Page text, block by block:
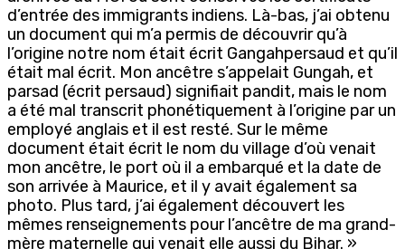
d’entrée des immigrants indiens. Là-bas, j’ai obtenu
un document qui m’a permis de découvrir qu’à
l’origine notre nom était écrit Gangahpersaud et qu’il
était mal écrit. Mon ancêtre s’appelait Gungah, et
parsad (écrit persaud) signifiait pandit, mais le nom
a été mal transcrit phonétiquement à l’origine par un
employé anglais et il est resté. Sur le même
document était écrit le nom du village d’où venait
mon ancêtre, le port où il a embarqué et la date de
son arrivée à Maurice, et il y avait également sa
photo. Plus tard, j’ai également découvert les
mêmes renseignements pour l’ancêtre de ma grand-
mère maternelle qui venait elle aussi du Bihar. »